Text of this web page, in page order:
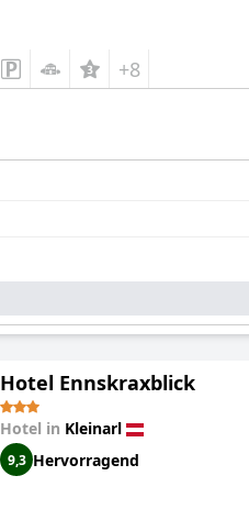
+8
Hotel Ennskraxblick
Hotel in Kleinarl
9,3 Hervorragend